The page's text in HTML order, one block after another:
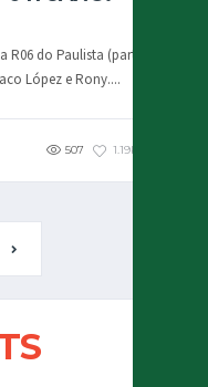
do Paulista (partida
López e Rony....
507 1.19K